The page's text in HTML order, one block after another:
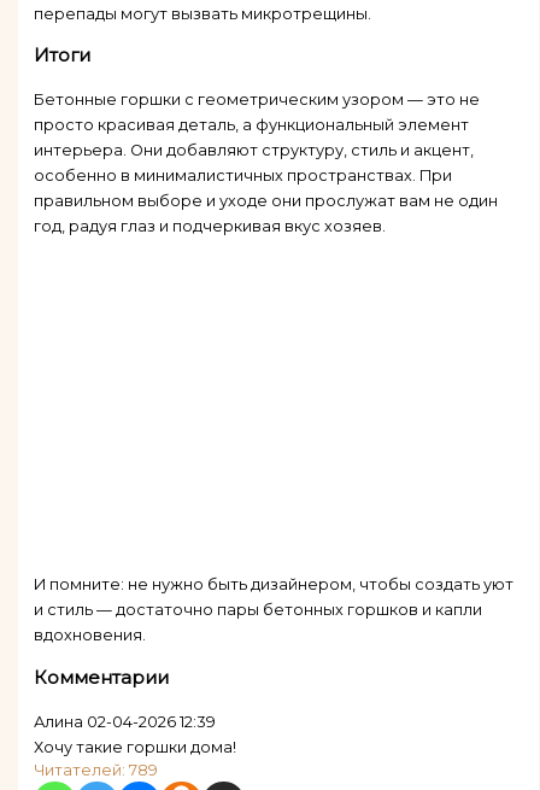
перепады могут вызвать микротрещины.
Итоги
Бетонные горшки с геометрическим узором — это не
просто красивая деталь, а функциональный элемент
интерьера. Они добавляют структуру, стиль и акцент,
особенно в минималистичных пространствах. При
правильном выборе и уходе они прослужат вам не один
год, радуя глаз и подчеркивая вкус хозяев.
И помните: не нужно быть дизайнером, чтобы создать уют
и стиль — достаточно пары бетонных горшков и капли
вдохновения.
Комментарии
Алина 02-04-2026 12:39
Хочу такие горшки дома!
Читателей: 789